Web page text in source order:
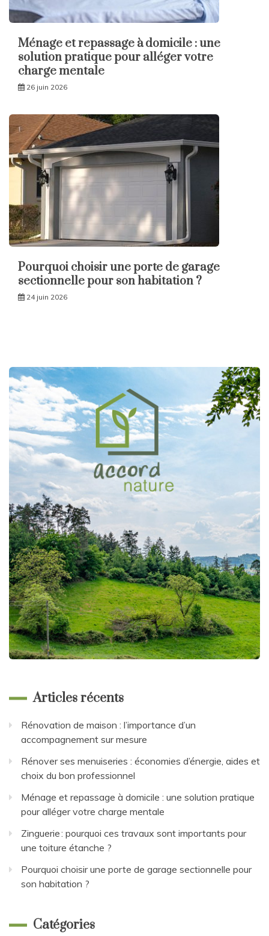
Ménage et repassage à domicile : une
solution pratique pour alléger votre
charge mentale
26 juin 2026
Pourquoi choisir une porte de garage
sectionnelle pour son habitation ?
24 juin 2026
Articles récents
Rénovation de maison : l’importance d’un
accompagnement sur mesure
Rénover ses menuiseries : économies d’énergie, aides et
choix du bon professionnel
Ménage et repassage à domicile : une solution pratique
pour alléger votre charge mentale
Zinguerie : pourquoi ces travaux sont importants pour
une toiture étanche ?
Pourquoi choisir une porte de garage sectionnelle pour
son habitation ?
Catégories